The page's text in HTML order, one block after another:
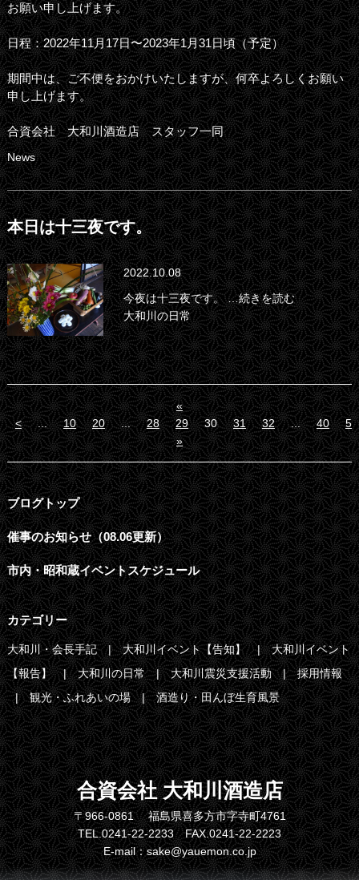
お願い申し上げます。
日程：2022年11月17日〜2023年1月31日頃（予定）
期間中は、ご不便をおかけいたしますが、何卒よろしくお願い
申し上げます。
合資会社 大和川酒造店 スタッフ一同
News
本日は十三夜です。
2022.10.08
今夜は十三夜です。…続きを読む
大和川の日常
«
<
... 10 20 ... 28 29 30 31 32 ... 40
50
»
ブログトップ
催事のお知らせ（08.06更新）
市内・昭和蔵イベントスケジュール
カテゴリー
大和川・会長手記 大和川イベント【告知】
大和川イベント
【報告】
大和川の日常 大和川震災支援活動
採用情報
観光・ふれあいの場
酒造り・田んぼ生育風景
合資会社 大和川酒造店
〒966-0861 福島県喜多方市字寺町4761
TEL.0241-22-2233 FAX.0241-22-2223
E-mail：sake@yauemon.co.jp